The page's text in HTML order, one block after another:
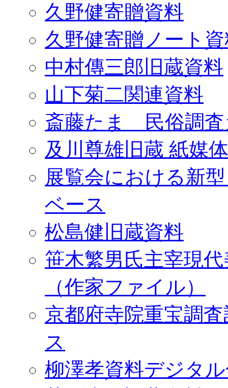
久野健寄贈資料
久野健寄贈ノート
中村傳三郎旧蔵資料
山下菊二関連資料
斎藤たま 民俗調査
及川尊雄旧蔵 紙媒
展覧会における新
ベース
松島健旧蔵資料
笹木繁男氏主宰現
（作家ファイル）
京都府寺院重宝調
ス
柳澤孝資料デジタ